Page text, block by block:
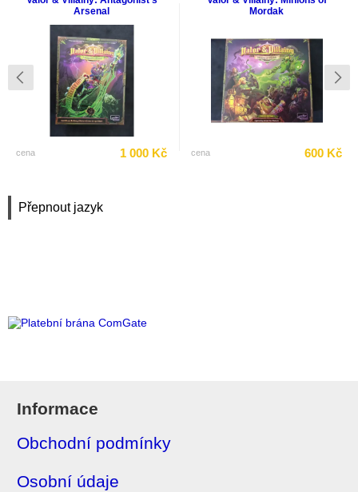
Přepnout jazyk
Arsenal
cena 1 000 Kč
Mordak
cena 600 Kč
Informace
Obchodní podmínky
Osobní údaje